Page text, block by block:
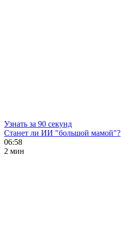
Узнать за 90 секунд
Станет ли ИИ "большой мамой"?
06:58
2 мин